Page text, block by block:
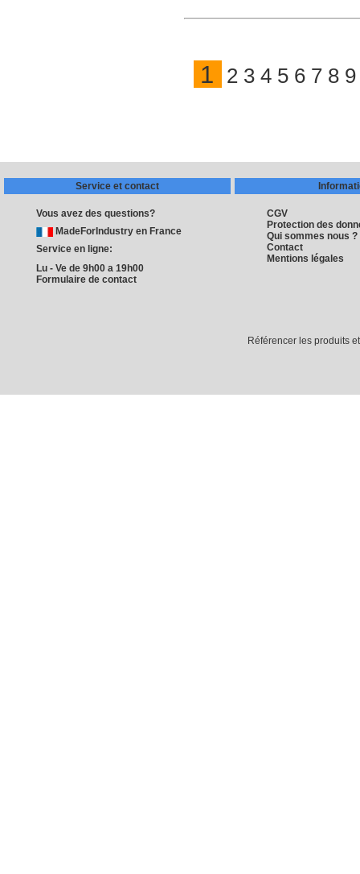
1 2 3 4 5 6 7 8 9
Service et contact
Vous avez des questions?
MadeForIndustry en France
Service en ligne:
Lu - Ve de 9h00 a 19h00
Formulaire de contact
CGV
Protection des
Qui sommes nous ?
Contact
Mentions légales
Référencer les produits